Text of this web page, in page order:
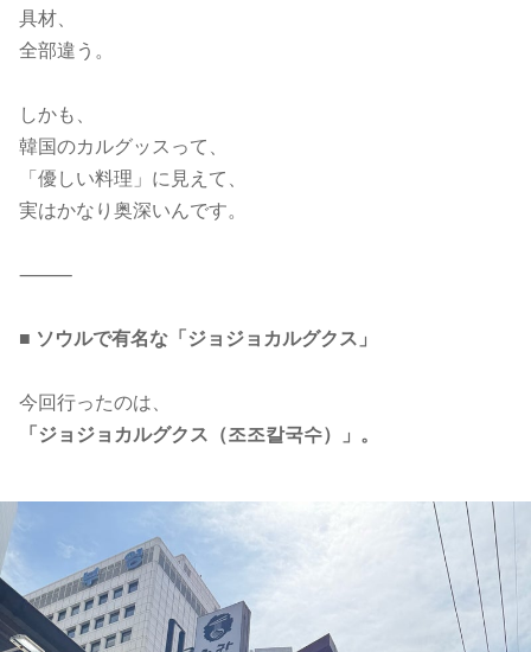
具材、
全部違う。
しかも、
韓国のカルグッスって、
「優しい料理」に見えて、
実はかなり奥深いんです。
⸻
■ ソウルで有名な「ジョジョカルグクス」
今回行ったのは、
「ジョジョカルグクス（조조칼국수）」。